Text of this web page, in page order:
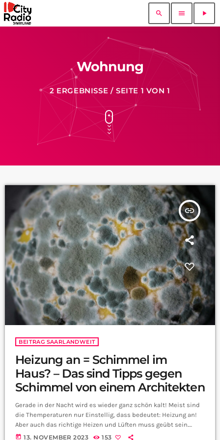
search menu play_arrow
Wohnung
2 ERGEBNISSE / SEITE 1 VON 1
insert_link
BEITRAG SAARLANDWEIT
Heizung an = Schimmel im
Haus? – Das sind Tipps gegen
Schimmel von einem Architekten
Gerade in der Nacht wird es wieder ganz schön kalt! Meist sind
die Themperaturen nur Einstellig, dass bedeutet: Heizung an!
Aber auch das richtige Heizen und Lüften muss geübt sein.
Denn Feuchtigkeit hält sich sehr gut in warmen Räumen. Und
today 13. NOVEMBER 2023 153